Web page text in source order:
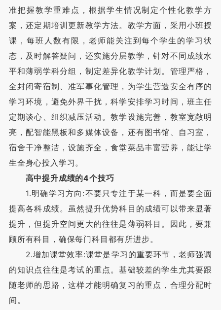
准把握教学重难点，根据学生情况制定个性化教学方
案，还定期培训更新教学方法。教学方面，采用小班授
课，每班人数有限，老师能关注到每个学生的学习状
态，及时解答疑问，还实施分层教学，针对不同成绩水
平和薄弱学科分组，制定差异化教学计划。管理严格，
全封闭寄宿制、准军事化管理，为学生营造安全有序的
学习环境，避免外界干扰，科学安排学习时间，班主任
定期谈心、组织减压活动。教学设施完善，教室宽敞明
亮，配智能黑板和多媒体设备，还有图书馆、自习室，
宿舍干净整洁，设施齐全，食堂菜品丰富营养，能让学
生全身心投入学习。
高中提升成绩的4个技巧
1.明确学习方向:不要只专注于某一科，而是要全面
提高各科成绩。虽然提升优势科目的成绩可以带来显著
提升，但提升空间更大的往往是薄弱科目。因此，要兼
顾所有科目，确保每门科目都有所进步。
2.增加课堂效率:课堂是学习的重要环节，老师强调
的知识点往往是考试的重点。基础较差的学生尤其要跟
随老师的思路，这样才能明确复习的重点，合理分配时
间。